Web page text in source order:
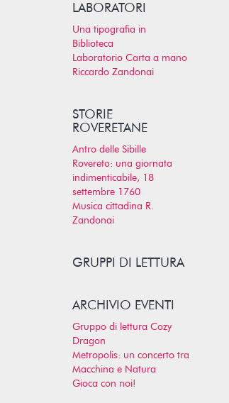
LABORATORI
Una tipografia in
Biblioteca
Laboratorio Carta a mano
Riccardo Zandonai
STORIE
ROVERETANE
Antro delle Sibille
Rovereto: una giornata
indimenticabile, 18
settembre 1760
Musica cittadina R.
Zandonai
GRUPPI DI LETTURA
ARCHIVIO EVENTI
Gruppo di lettura Cozy
Dragon
Metropolis: un concerto tra
Macchina e Natura
Gioca con noi!